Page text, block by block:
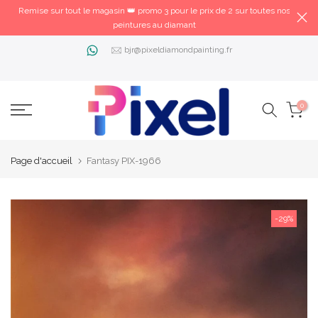
Remise sur tout le magasin 👑 promo 3 pour le prix de 2 sur toutes nos
peintures au diamant
bjr@pixeldiamondpainting.fr
0
Page d'accueil Fantasy PIX-1966
-29%